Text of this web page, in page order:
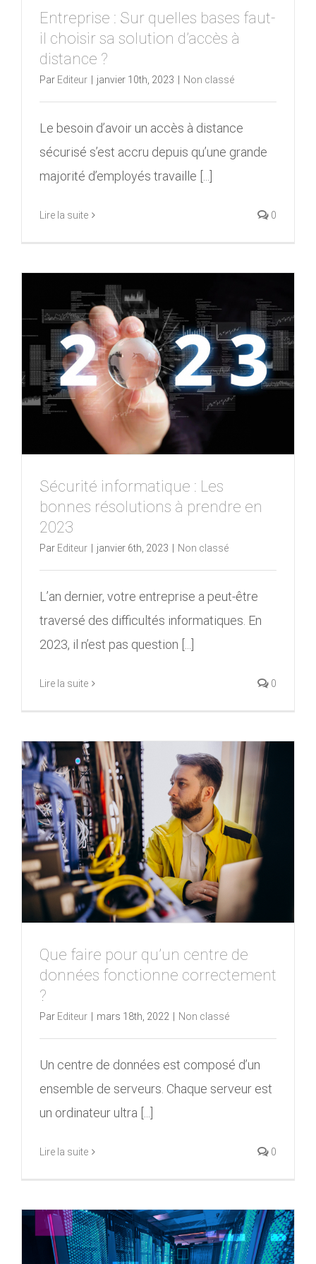
Entreprise : Sur quelles bases faut-
il choisir sa solution d’accès à
distance ?
Par Editeur janvier 10th, 2023 Non classé
Le besoin d’avoir un accès à distance
sécurisé s’est accru depuis qu’une grande
majorité d’employés travaille [...]
Lire la suite 0
Sécurité informatique : Les
bonnes résolutions à prendre en
2023
Par Editeur janvier 6th, 2023 Non classé
L’an dernier, votre entreprise a peut-être
traversé des difficultés informatiques. En
2023, il n’est pas question [...]
Lire la suite 0
Que faire pour qu’un centre de
données fonctionne correctement
?
Par Editeur mars 18th, 2022 Non classé
Un centre de données est composé d’un
ensemble de serveurs. Chaque serveur est
un ordinateur ultra [...]
Lire la suite 0